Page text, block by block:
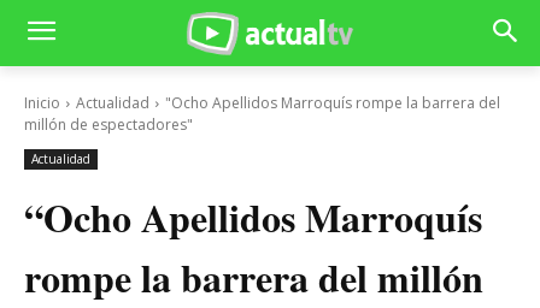
Inicio Actualidad
"Ocho Apellidos Marroquís rompe la barrera del
millón de espectadores"
Actualidad
“Ocho Apellidos Marroquís
rompe la barrera del millón